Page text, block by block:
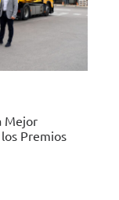
Mejor
Premios